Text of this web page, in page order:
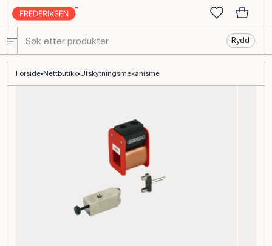
Rydd
Forside Nettbutikk Utskytningsmekanisme